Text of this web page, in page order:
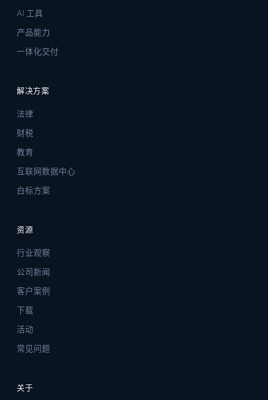
AI 工具
产品能力
一体化交付
解决方案
法律
财税
教育
互联网数据中心
白标方案
资源
行业观察
公司新闻
客户案例
下载
活动
常见问题
关于